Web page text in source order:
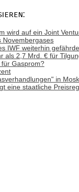
wird auf ein Joint
Novembergases
IWF weiterhin
als 2,7 Mrd. € für
Gasprom?
in
eine staatliche